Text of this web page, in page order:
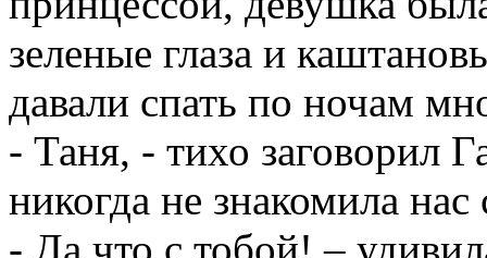
зеленые глаза и
давали спать по ночам
- Таня, - тихо заговорил
никогда не знакомила
- Да что с тобой! –